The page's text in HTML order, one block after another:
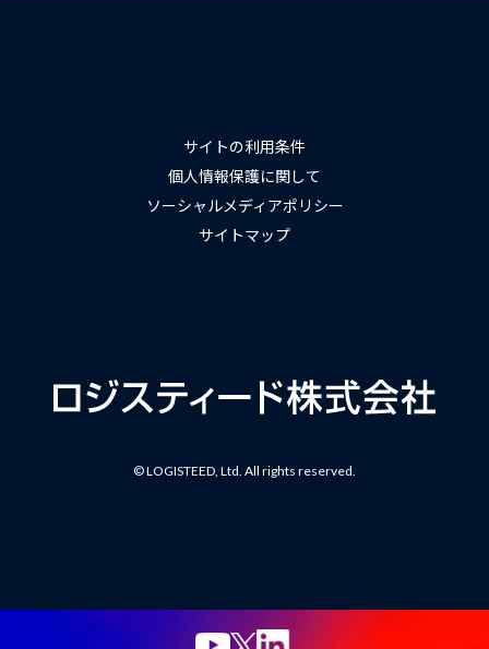
サイトの利用条件
個人情報保護に関して
ソーシャルメディアポリシー
サイトマップ
© LOGISTEED, Ltd. All rights reserved.